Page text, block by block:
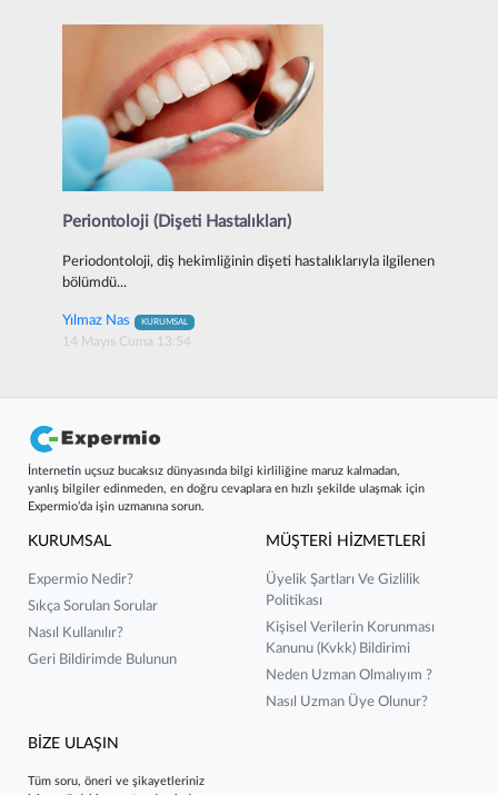
Periontoloji (Dişeti Hastalıkları)
Periodontoloji, diş hekimliğinin dişeti hastalıklarıyla ilgilenen
bölümdü...
Yılmaz Nas KURUMSAL
14 Mayıs Cuma 13:54
İnternetin uçsuz bucaksız dünyasında bilgi kirliliğine maruz kalmadan,
yanlış bilgiler edinmeden, en doğru cevaplara en hızlı şekilde ulaşmak için
Expermio’da işin uzmanına sorun.
KURUMSAL
Expermio Nedir?
Sıkça Sorulan Sorular
Nasıl Kullanılır?
Geri Bildirimde Bulunun
MÜŞTERİ HİZMETLERİ
Üyelik Şartları Ve Gizlilik
Politikası
Kişisel Verilerin Korunması
Kanunu (kvkk) Bildirimi
Neden Uzman Olmalıyım ?
Nasıl Uzman Üye Olunur?
BİZE ULAŞIN
Tüm soru, öneri ve şikayetleriniz